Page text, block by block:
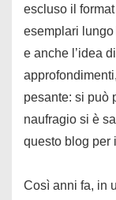
escluso il
esemplari
e anche l’idea
pesante: si può
naufragio si è
questo blog per
Così anni fa, in